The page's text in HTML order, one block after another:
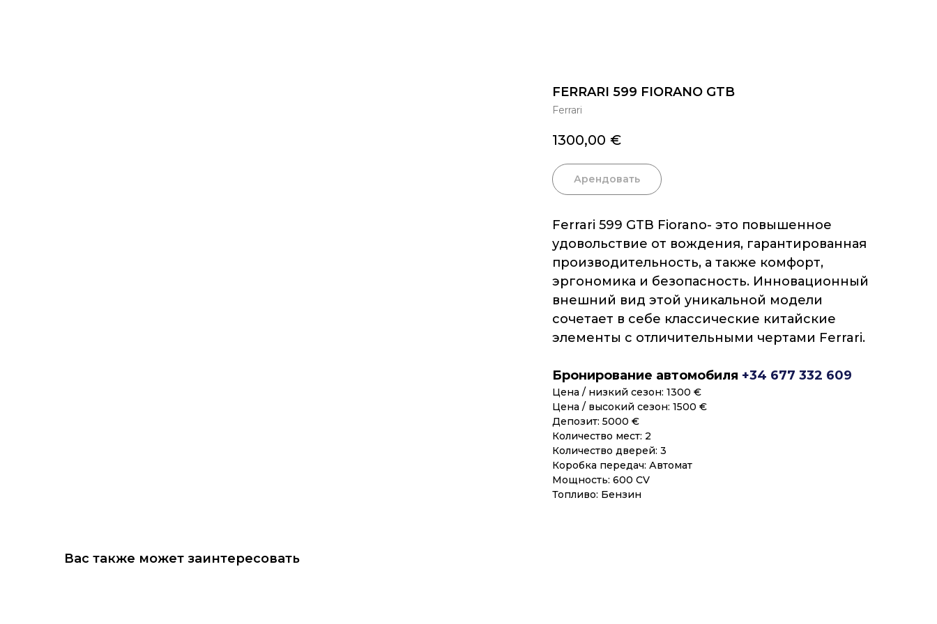
FERRARI 599 FIORANO GTB
Ferrari
1300,00 €
Арендовать
Ferrari 599 GTB Fiorano- это повышенное
удовольствие от вождения, гарантированная
производительность, а также комфорт,
эргономика и безопасность. Инновационный
внешний вид этой уникальной модели
сочетает в себе классические китайские
элементы с отличительными чертами Ferrari.
Бронирование автомобиля +34 677 332 609
Цена / низкий сезон: 1300 €
Цена / высокий сезон: 1500 €
Депозит: 5000 €
Количество мест: 2
Количество дверей: 3
Коробка передач: Автомат
Мощность: 600 CV
Топливо: Бензин
Вас также может заинтересовать